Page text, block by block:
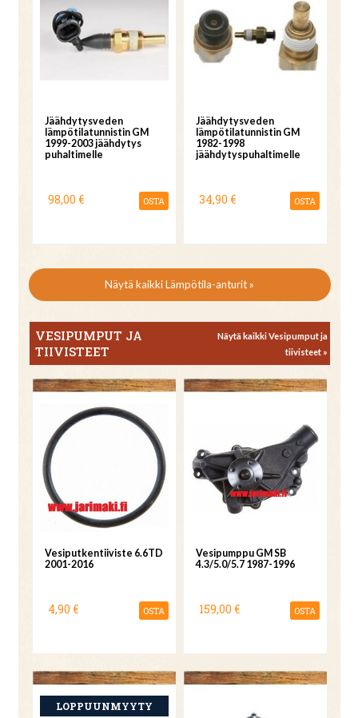
Jäähdytysveden
lämpötilatunnistin GM
1999-2003 jäähdytys
puhaltimelle
98,00 € OSTA
Jäähdytysveden
lämpötilatunnistin GM
1982-1998
jäähdytyspuhaltimelle
34,90 € OSTA
Näytä kaikki Lämpötila-anturit »
VESIPUMPUT JA
TIIVISTEET
Näytä kaikki Vesipumput ja
tiivisteet »
Vesiputkentiiviste 6.6TD
2001-2016
4,90 € OSTA
Vesipumppu GM SB
4.3/5.0/5.7 1987-1996
159,00 € OSTA